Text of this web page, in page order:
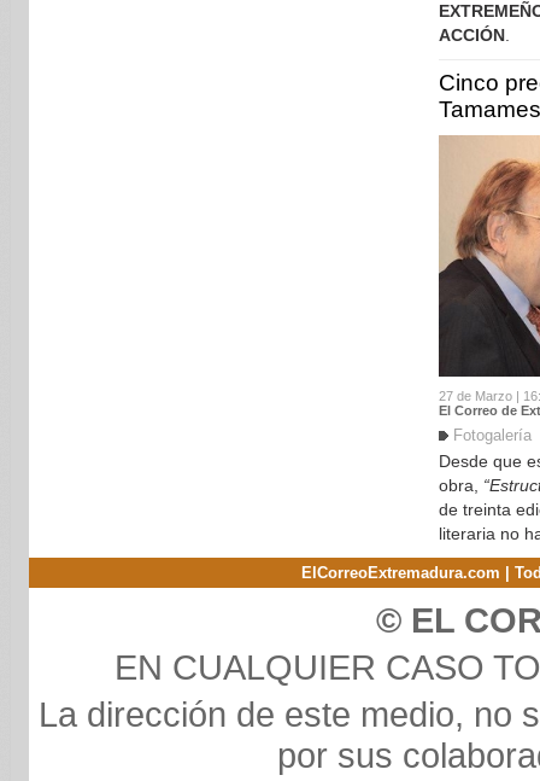
ACCIÓN.
Cinco
Tamames
27 de Marzo |
El Correo de
Fotogalería
Desde que
obra,
de treinta
literaria no
ElCorreoExtremadura.com |
© EL
EN CUALQUIER CASO
La dirección de este medio, no
por sus